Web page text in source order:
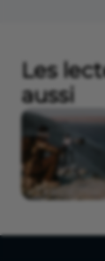
Les
aussi